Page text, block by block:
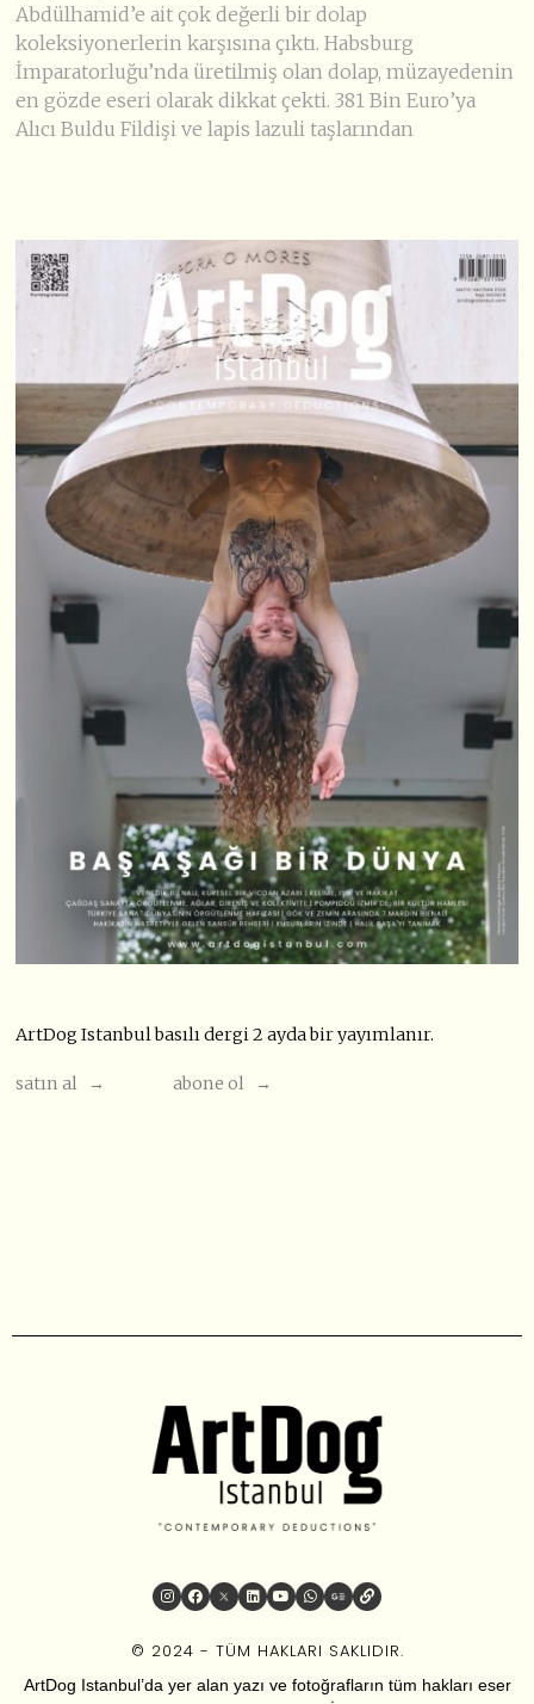
Abdülhamid’e ait çok değerli bir dolap
koleksiyonerlerin karşısına çıktı. Habsburg
İmparatorluğu’nda üretilmiş olan dolap, müzayedenin
en gözde eseri olarak dikkat çekti. 381 Bin Euro’ya
Alıcı Buldu Fildişi ve lapis lazuli taşlarından
ArtDog Istanbul basılı dergi 2 ayda bir yayımlanır.
satın al → abone ol →
© 2024 - TÜM HAKLARI SAKLIDIR.
ArtDog Istanbul’da yer alan yazı ve fotoğrafların tüm hakları eser